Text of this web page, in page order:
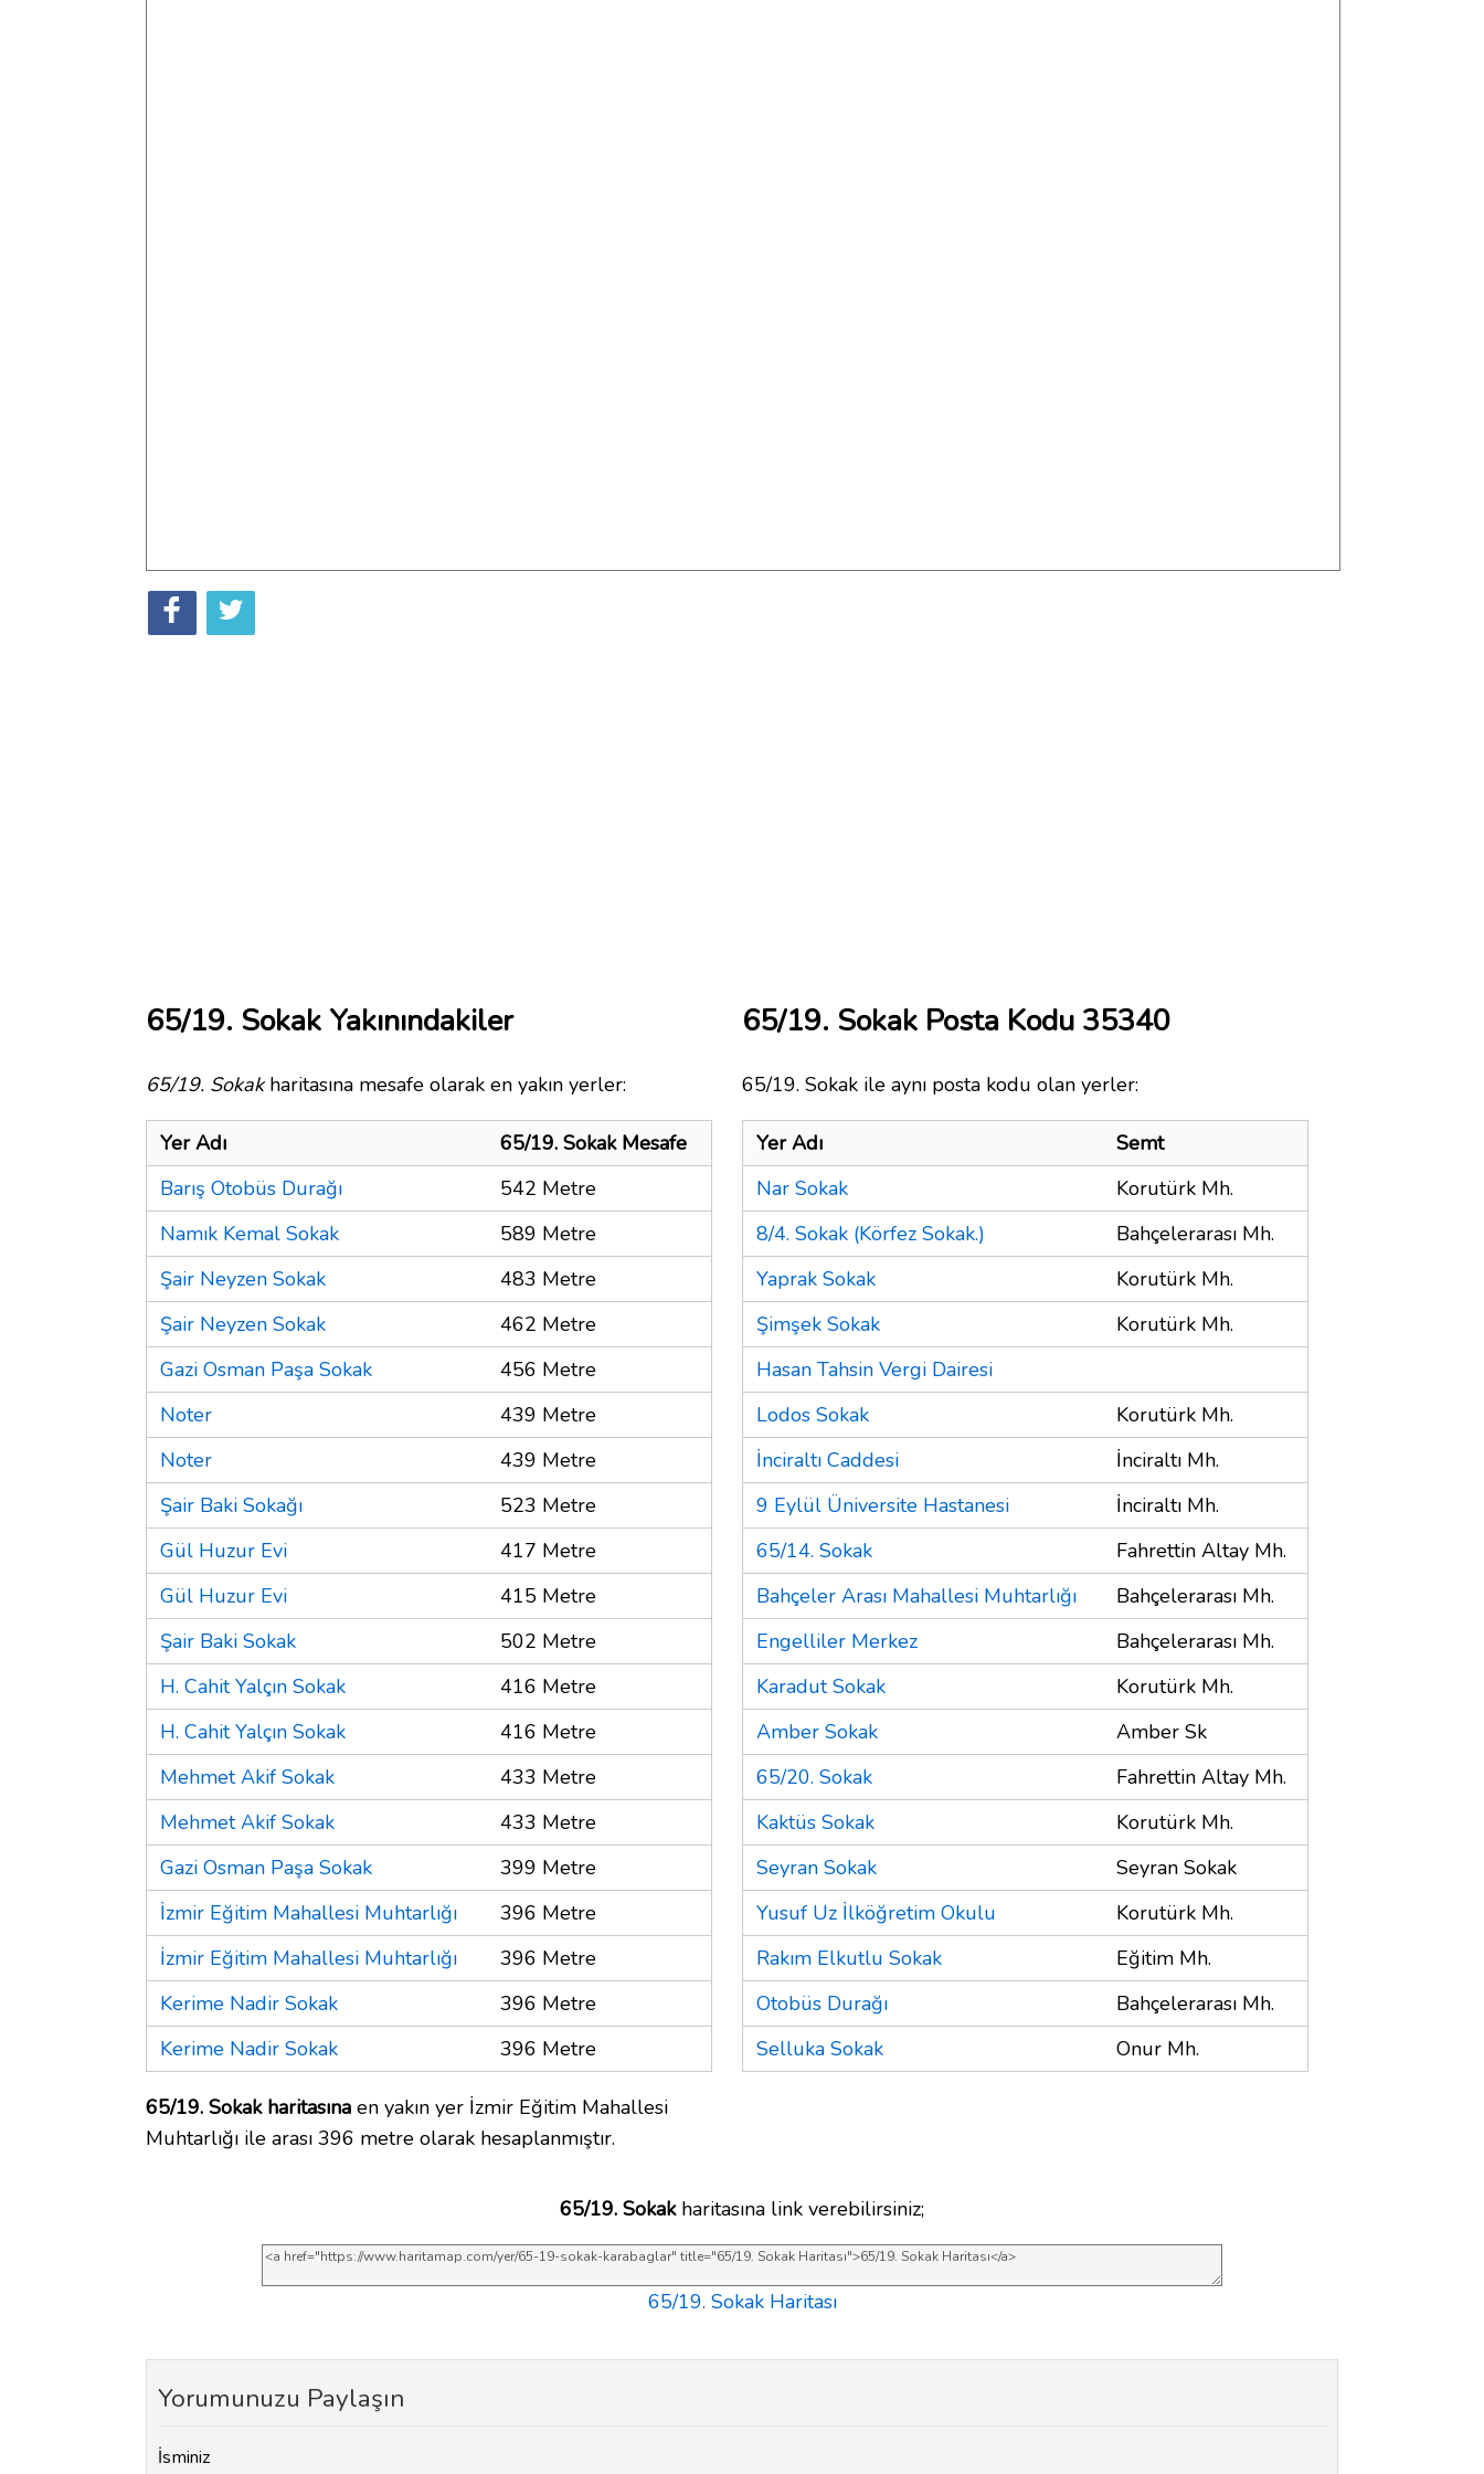
65/19. Sokak Yakınındakiler
65/19. Sokakharitasına mesafe olarak en yakın yerler:
Yer Adı
65/19. Sokak Mesafe
Barış Otobüs Durağı
542 Metre
Namık Kemal Sokak
589 Metre
Şair Neyzen Sokak
483 Metre
Şair Neyzen Sokak
462 Metre
Gazi Osman Paşa Sokak
456 Metre
Noter
439 Metre
Noter
439 Metre
Şair Baki Sokağı
523 Metre
Gül Huzur Evi
417 Metre
Gül Huzur Evi
415 Metre
Şair Baki Sokak
502 Metre
H. Cahit Yalçın Sokak
416 Metre
H. Cahit Yalçın Sokak
416 Metre
Mehmet Akif Sokak
433 Metre
Mehmet Akif Sokak
433 Metre
Gazi Osman Paşa Sokak
399 Metre
İzmir Eğitim Mahallesi Muhtarlığı
396 Metre
İzmir Eğitim Mahallesi Muhtarlığı
396 Metre
Kerime Nadir Sokak
396 Metre
Kerime Nadir Sokak
396 Metre
65/19. Sokak haritasına en yakın yer İzmir Eğitim Mahallesi
Muhtarlığı ile arası 396 metre olarak hesaplanmıştır.
65/19. Sokak Posta Kodu 35340
65/19. Sokak ile aynı posta kodu olan yerler:
Yer Adı
Semt
Nar Sokak
Korutürk Mh.
8/4. Sokak (Körfez Sokak.)
Bahçelerarası Mh.
Yaprak Sokak
Korutürk Mh.
Şimşek Sokak
Korutürk Mh.
Hasan Tahsin Vergi Dairesi
Lodos Sokak
Korutürk Mh.
İnciraltı Caddesi
İnciraltı Mh.
9 Eylül Üniversite Hastanesi
İnciraltı Mh.
65/14. Sokak
Fahrettin Altay Mh.
Bahçeler Arası Mahallesi Muhtarlığı
Bahçelerarası Mh.
Engelliler Merkez
Bahçelerarası Mh.
Karadut Sokak
Korutürk Mh.
Amber Sokak
Amber Sk
65/20. Sokak
Fahrettin Altay Mh.
Kaktüs Sokak
Korutürk Mh.
Seyran Sokak
Seyran Sokak
Yusuf Uz İlköğretim Okulu
Korutürk Mh.
Rakım Elkutlu Sokak
Eğitim Mh.
Otobüs Durağı
Bahçelerarası Mh.
Selluka Sokak
Onur Mh.
65/19. Sokakharitasına link verebilirsiniz;
65/19. Sokak Haritası
Yorumunuzu Paylaşın
İsminiz